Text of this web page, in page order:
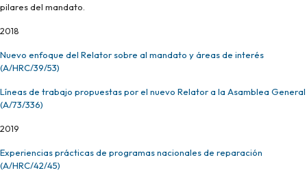
pilares del mandato.
2018
Nuevo enfoque del Relator sobre al mandato y áreas de interés
(A/HRC/39/53)
Líneas de trabajo propuestas por el nuevo Relator a la Asamblea General
(A/73/336)
2019
Experiencias prácticas de programas nacionales de reparación
(A/HRC/42/45)